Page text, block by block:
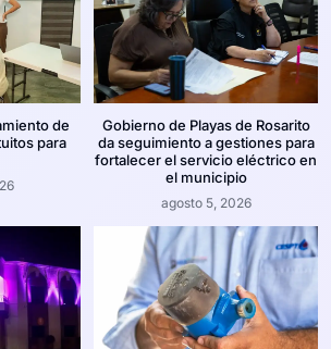
de
para
Gobierno de Playas de Rosarito
da seguimiento a gestiones para
fortalecer el servicio eléctrico en
el municipio
agosto 5, 2026